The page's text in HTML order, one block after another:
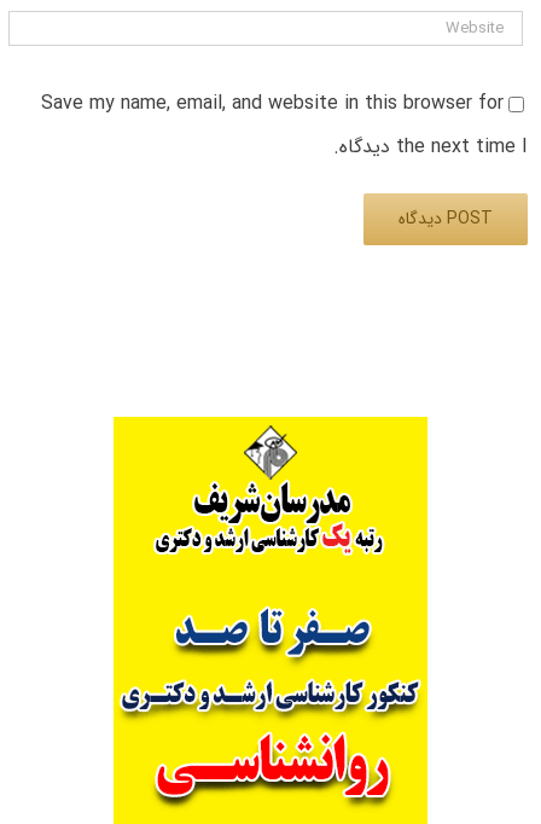
Save my name, email, and website in this browser for
the next time I دیدگاه.